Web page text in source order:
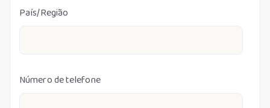
País/Região
Número de telefone